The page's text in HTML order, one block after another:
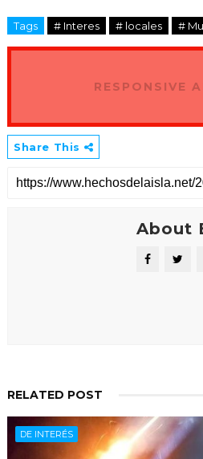
Tags # Interes # locales #
RESPONSIVE
Share This
About
RELATED POST
DE INTERÉS